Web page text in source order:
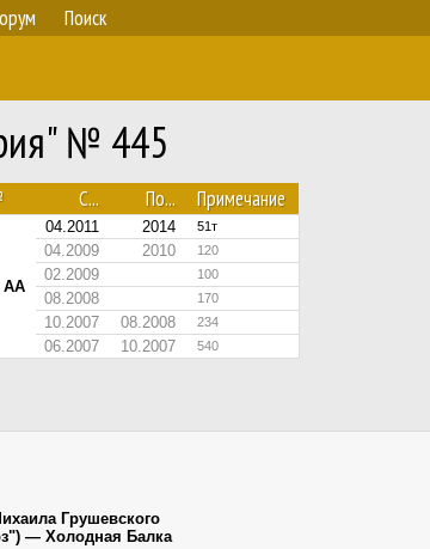
Поиск
№ 445
С... По... Примечание
AA
04.2011 2014 51т
04.2009 2010 120
02.2009 100
08.2008
170
10.2007 08.2008
234
06.2007 10.2007 540
Грушевского
— Холодная Балка